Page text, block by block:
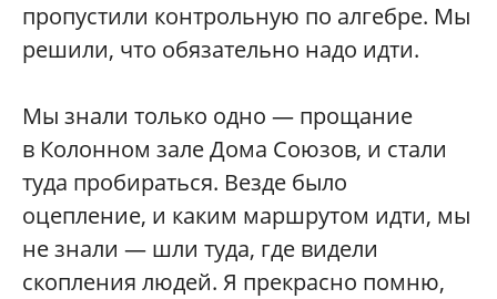
пропустили контрольную по алгебре. Мы
решили, что обязательно надо идти.
Мы знали только одно — прощание
в Колонном зале Дома Союзов, и стали
туда пробираться. Везде было
оцепление, и каким маршрутом идти, мы
не знали — шли туда, где видели
скопления людей. Я прекрасно помню,